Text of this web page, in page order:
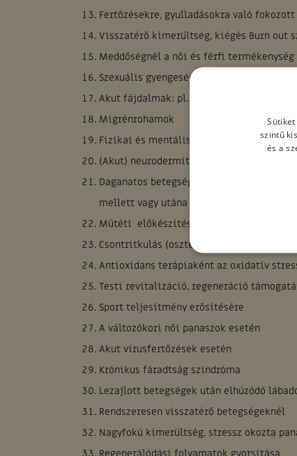
Fertőzésekre, gyulladásokra való
Visszatérő kimerültség, kiégés Burn out
Meddőségnél a női és férfi
Szexuális gyengeség, libido fokozására
Akut fájdalmak: pl. menstruáció, vagy
Migrénrohamok
Fizikai és mentális teljesítőképesség
(Akut) neurodermitis (ekcéma)
Daganatos betegségek
mellett vagy utána
Műtéti előkészítésként vagy utána
Csontritkulás (oszteoporózis) megelőzése,
Antioxidans terápiaként az oxidatív
Testi revitalizáció, regeneráció
Sport teljesítmény erősítésére
A változókori női panaszok esetén
Akut vírusfertőzések esetén
Krónikus fáradtság szindróma
Lezajlott betegségek után elhúzódó
Rendszeresen visszatérő betegségeknél
Nagyfokú kimerültség, stressz okozta
szintű
és a